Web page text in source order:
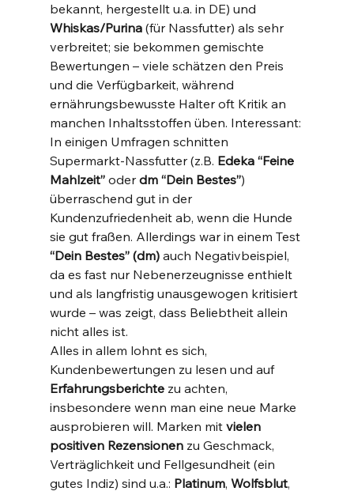
bekannt, hergestellt u.a. in DE) und
Whiskas/Purina (für Nassfutter) als sehr
verbreitet; sie bekommen gemischte
Bewertungen – viele schätzen den Preis
und die Verfügbarkeit, während
ernährungsbewusste Halter oft Kritik an
manchen Inhaltsstoffen üben. Interessant:
In einigen Umfragen schnitten
Supermarkt-Nassfutter (z.B. Edeka “Feine
Mahlzeit” oder dm “Dein Bestes”)
überraschend gut in der
Kundenzufriedenheit ab, wenn die Hunde
sie gut fraßen. Allerdings war in einem Test
“Dein Bestes” (dm) auch Negativbeispiel,
da es fast nur Nebenerzeugnisse enthielt
und als langfristig unausgewogen kritisiert
wurde​ – was zeigt, dass Beliebtheit allein
nicht alles ist.
Alles in allem lohnt es sich,
Kundenbewertungen zu lesen und auf
Erfahrungsberichte zu achten,
insbesondere wenn man eine neue Marke
ausprobieren will. Marken mit vielen
positiven Rezensionen zu Geschmack,
Verträglichkeit und Fellgesundheit (ein
gutes Indiz) sind u.a.: Platinum, Wolfsblut,